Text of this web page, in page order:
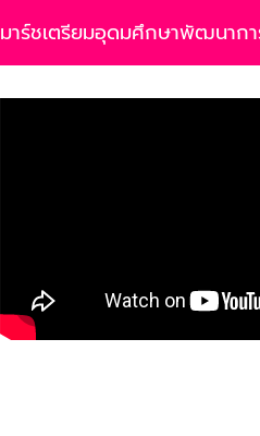
มาร์ชเตรียมอุดมศึกษาพัฒนาก